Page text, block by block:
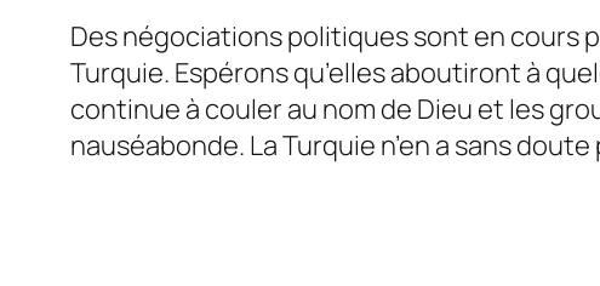
Des négociations politiques sont en cours
Turquie. Espérons qu’elles aboutiront à
continue à couler au nom de Dieu et les
nauséabonde. La Turquie n’en a sans